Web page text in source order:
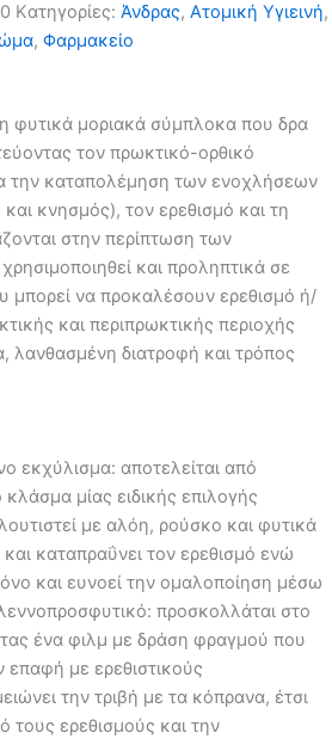
Kατηγορίες: Άνδρας, Ατομική Υγιεινή,
, Φαρμακείο
φυτικά μοριακά σύμπλοκα που δρα
τον πρωκτικό-ορθικό
την καταπολέμηση των ενοχλήσεων
κνησμός), τον ερεθισμό και τη
στην περίπτωση των
και προληπτικά σε
μπορεί να προκαλέσουν ερεθισμό ή/
και περιπρωκτικής περιοχής
λανθασμένη διατροφή και τρόπος
εκχύλισμα: αποτελείται από
μίας ειδικής επιλογής
με αλόη, ρούσκο και φυτικά
και καταπραΰνει τον ερεθισμό ενώ
και ευνοεί την ομαλοποίηση μέσω
προσκολλάται στο
ένα φιλμ με δράση φραγμού που
επαφή με ερεθιστικούς
την τριβή με τα κόπρανα, έτσι
τους ερεθισμούς και την